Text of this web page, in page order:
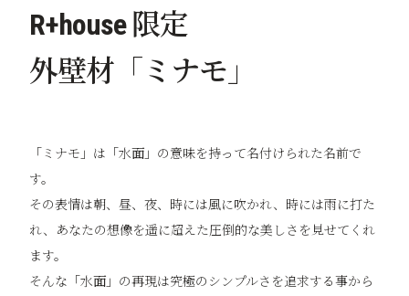
R+house 限定
外壁材「ミナモ」
「ミナモ」は「水面」の意味を持って名付けられた名前で
す。
その表情は朝、昼、夜、時には風に吹かれ、時には雨に打た
れ、あなたの想像を遥に超えた圧倒的な美しさを見せてくれ
ます。
そんな「水面」の再現は究極のシンプルさを追求する事から